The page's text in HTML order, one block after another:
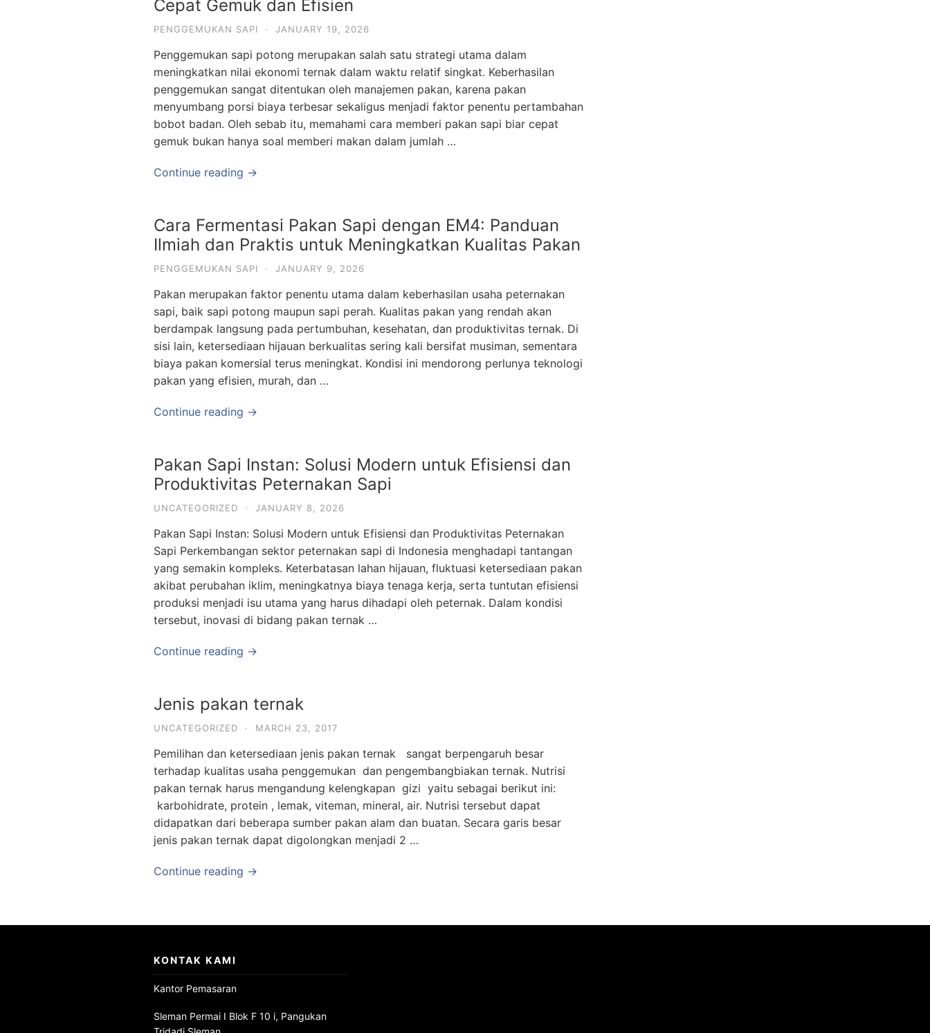
Cepat Gemuk dan Efisien
PENGGEMUKAN SAPI · JANUARY 19, 2026
Penggemukan sapi potong merupakan salah satu strategi utama dalam
meningkatkan nilai ekonomi ternak dalam waktu relatif singkat. Keberhasilan
penggemukan sangat ditentukan oleh manajemen pakan, karena pakan
menyumbang porsi biaya terbesar sekaligus menjadi faktor penentu pertambahan
bobot badan. Oleh sebab itu, memahami cara memberi pakan sapi biar cepat
gemuk bukan hanya soal memberi makan dalam jumlah …
Continue reading →
Cara Fermentasi Pakan Sapi dengan EM4: Panduan
Ilmiah dan Praktis untuk Meningkatkan Kualitas Pakan
PENGGEMUKAN SAPI · JANUARY 9, 2026
Pakan merupakan faktor penentu utama dalam keberhasilan usaha peternakan
sapi, baik sapi potong maupun sapi perah. Kualitas pakan yang rendah akan
berdampak langsung pada pertumbuhan, kesehatan, dan produktivitas ternak. Di
sisi lain, ketersediaan hijauan berkualitas sering kali bersifat musiman, sementara
biaya pakan komersial terus meningkat. Kondisi ini mendorong perlunya teknologi
pakan yang efisien, murah, dan …
Continue reading →
Pakan Sapi Instan: Solusi Modern untuk Efisiensi dan
Produktivitas Peternakan Sapi
UNCATEGORIZED · JANUARY 8, 2026
Pakan Sapi Instan: Solusi Modern untuk Efisiensi dan Produktivitas Peternakan
Sapi Perkembangan sektor peternakan sapi di Indonesia menghadapi tantangan
yang semakin kompleks. Keterbatasan lahan hijauan, fluktuasi ketersediaan pakan
akibat perubahan iklim, meningkatnya biaya tenaga kerja, serta tuntutan efisiensi
produksi menjadi isu utama yang harus dihadapi oleh peternak. Dalam kondisi
tersebut, inovasi di bidang pakan ternak …
Continue reading →
Jenis pakan ternak
UNCATEGORIZED · MARCH 23, 2017
Pemilihan dan ketersediaan jenis pakan ternak sangat berpengaruh besar
terhadap kualitas usaha penggemukan dan pengembangbiakan ternak. Nutrisi
pakan ternak harus mengandung kelengkapan gizi yaitu sebagai berikut ini:
karbohidrate, protein , lemak, viteman, mineral, air. Nutrisi tersebut dapat
didapatkan dari beberapa sumber pakan alam dan buatan. Secara garis besar
jenis pakan ternak dapat digolongkan menjadi 2 …
Continue reading →
KONTAK KAMI
Kantor Pemasaran
Sleman Permai I Blok F 10 i, Pangukan